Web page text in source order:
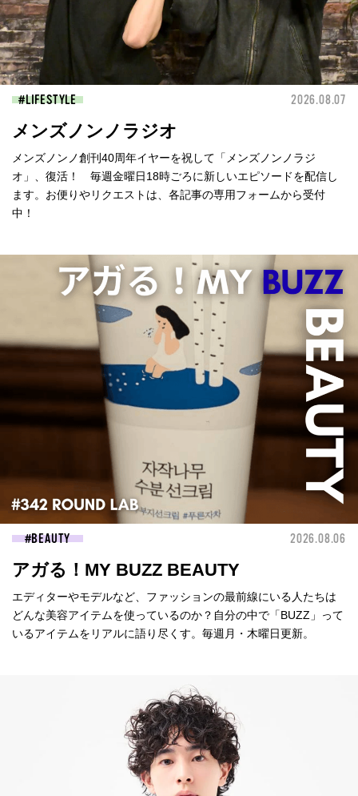
LIFESTYLE 2026.08.07
メンズノンノラジオ
メンズノンノ創刊40周年イヤーを祝して「メンズノンノラジ
オ」、復活！ 毎週金曜日18時ごろに新しいエピソードを配信し
ます。お便りやリクエストは、各記事の専用フォームから受付
中！
BEAUTY 2026.08.06
アガる！MY BUZZ BEAUTY
エディターやモデルなど、ファッションの最前線にいる人たちは
どんな美容アイテムを使っているのか？自分の中で「BUZZ」って
いるアイテムをリアルに語り尽くす。毎週月・木曜日更新。